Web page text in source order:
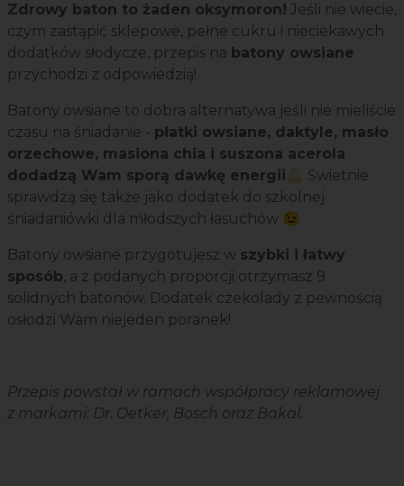
Zdrowy baton to żaden oksymoron! Jeśli nie wiecie,
czym zastąpić sklepowe, pełne cukru i nieciekawych
dodatków słodycze, przepis na batony owsiane
przychodzi z odpowiedzią!
Batony owsiane to dobra alternatywa jeśli nie mieliście
czasu na śniadanie - płatki owsiane, daktyle, masło
orzechowe, masiona chia i suszona acerola
dodadzą Wam sporą dawkę energii 💪🏻 Świetnie
sprawdzą się także jako dodatek do szkolnej
śniadaniówki dla młodszych łasuchów 😉
Batony owsiane przygotujesz w szybki i łatwy
sposób, a z podanych proporcji otrzymasz 9
solidnych batonów. Dodatek czekolady z pewnością
osłodzi Wam niejeden poranek!
Przepis powstał w ramach współpracy reklamowej
z markami: Dr. Oetker, Bosch oraz Bakal.